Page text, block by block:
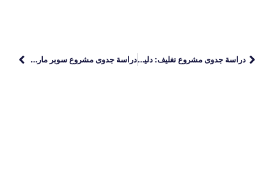
دراسة جدوى مشروع تغليف: دليلك الشامل للانطلاق نحو الربحية دراسة جدوى مشروع سوبر ماركت